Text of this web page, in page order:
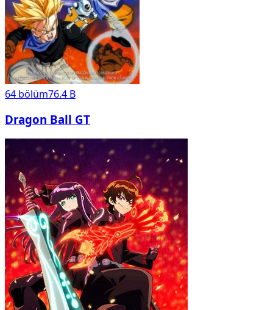
64 bölüm76.4 B
Dragon Ball GT